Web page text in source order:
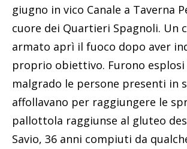
giugno in vico Canale a Taverna
cuore dei Quartieri Spagnoli. Un
armato aprì il fuoco dopo aver
proprio obiettivo. Furono
malgrado le persone presenti in
affollavano per raggiungere le
pallottola raggiunse al gluteo
Savio, 36 anni compiuti da